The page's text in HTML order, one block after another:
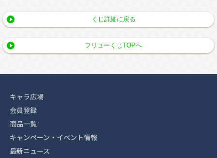
くじ詳細に戻る
フリューくじTOPへ
キャラ広場
会員登録
商品一覧
キャンペーン・イベント情報
最新ニュース